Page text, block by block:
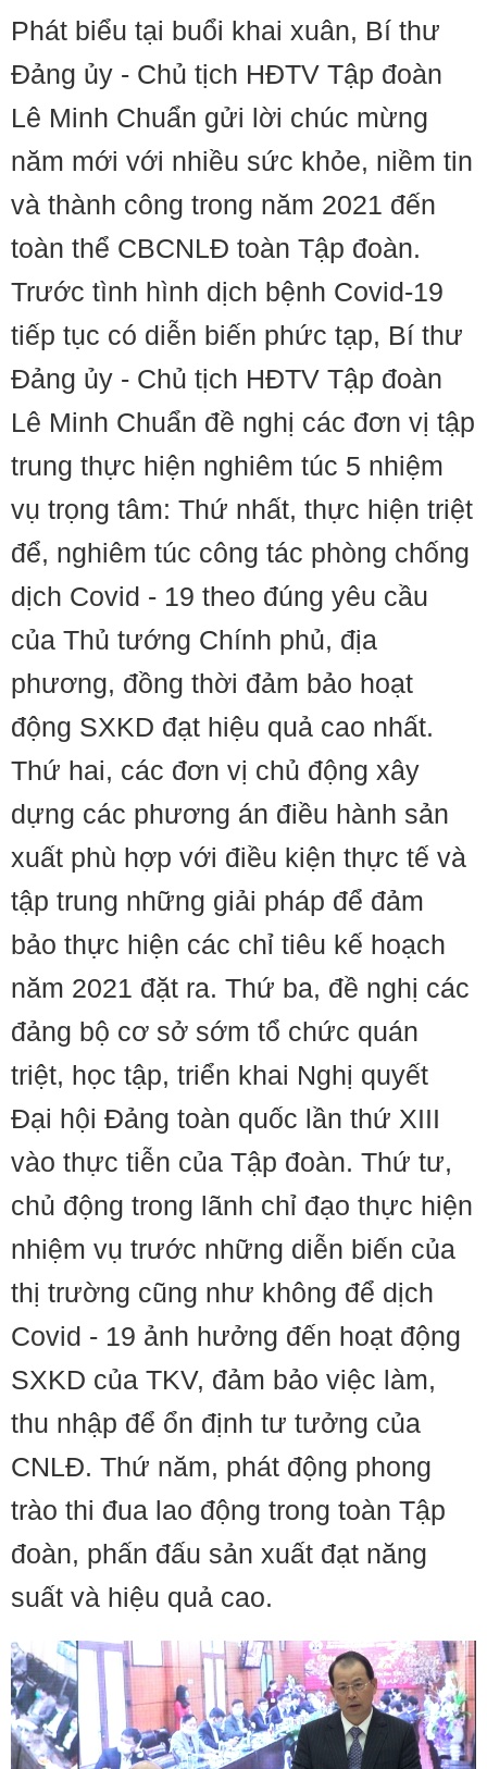
Phát biểu tại buổi khai xuân, Bí thư
Đảng ủy - Chủ tịch HĐTV Tập đoàn
Lê Minh Chuẩn gửi lời chúc mừng
năm mới với nhiều sức khỏe, niềm tin
và thành công trong năm 2021 đến
toàn thể CBCNLĐ toàn Tập đoàn.
Trước tình hình dịch bệnh Covid-19
tiếp tục có diễn biến phức tạp, Bí thư
Đảng ủy - Chủ tịch HĐTV Tập đoàn
Lê Minh Chuẩn đề nghị các đơn vị tập
trung thực hiện nghiêm túc 5 nhiệm
vụ trọng tâm: Thứ nhất, thực hiện triệt
để, nghiêm túc công tác phòng chống
dịch Covid - 19 theo đúng yêu cầu
của Thủ tướng Chính phủ, địa
phương, đồng thời đảm bảo hoạt
động SXKD đạt hiệu quả cao nhất.
Thứ hai, các đơn vị chủ động xây
dựng các phương án điều hành sản
xuất phù hợp với điều kiện thực tế và
tập trung những giải pháp để đảm
bảo thực hiện các chỉ tiêu kế hoạch
năm 2021 đặt ra. Thứ ba, đề nghị các
đảng bộ cơ sở sớm tổ chức quán
triệt, học tập, triển khai Nghị quyết
Đại hội Đảng toàn quốc lần thứ XIII
vào thực tiễn của Tập đoàn. Thứ tư,
chủ động trong lãnh chỉ đạo thực hiện
nhiệm vụ trước những diễn biến của
thị trường cũng như không để dịch
Covid - 19 ảnh hưởng đến hoạt động
SXKD của TKV, đảm bảo việc làm,
thu nhập để ổn định tư tưởng của
CNLĐ. Thứ năm, phát động phong
trào thi đua lao động trong toàn Tập
đoàn, phấn đấu sản xuất đạt năng
suất và hiệu quả cao.